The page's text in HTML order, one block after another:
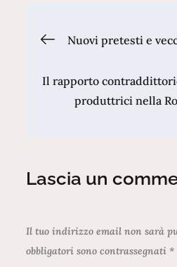
articoli
Nuovi pretesti e
Il rapporto
produttrici nella
Lascia un
Il tuo indirizzo email non sarà
obbligatori sono contrassegnati *